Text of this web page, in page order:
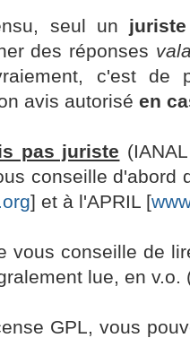
seul un
des réponses
c'est de
avis autorisé en
pas juriste
conseille d'abord
] et à l'APRIL [
vous conseille de
lue, en v.o.
GPL, vous